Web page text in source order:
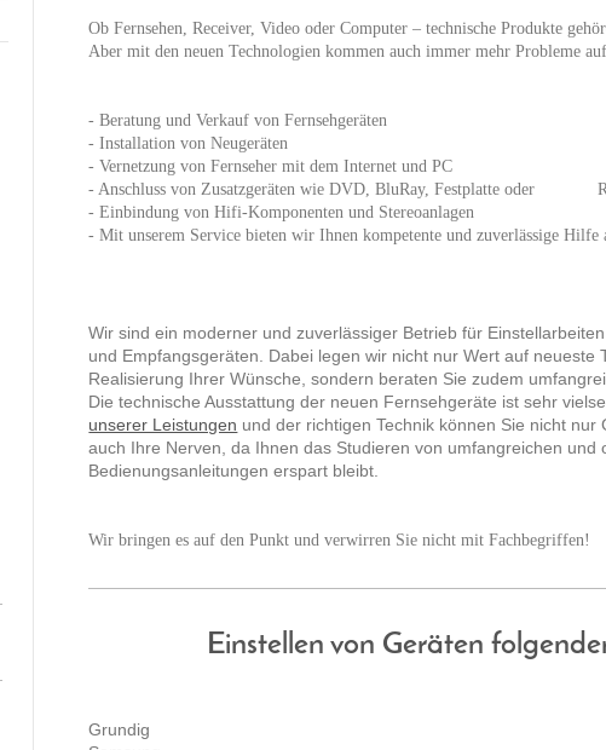
Ob Fernsehen, Receiver, Video oder Computer – technische Produkte
Aber mit den neuen Technologien kommen auch immer mehr Probleme
- Beratung und Verkauf von Fernsehgeräten
- Installation von Neugeräten
- Vernetzung von Fernseher mit dem Internet und PC
- Anschluss von Zusatzgeräten wie DVD, BluRay, Festplatte oder
- Einbindung von Hifi-Komponenten und Stereoanlagen
- Mit unserem Service bieten wir Ihnen kompetente und zuverlässige Hilfe
Wir sind ein moderner und zuverlässiger Betrieb für
und Empfangsgeräten. Dabei legen wir nicht nur Wert auf neueste
Realisierung Ihrer Wünsche, sondern beraten Sie zudem
Die technische Ausstattung der neuen Fernsehgeräte ist sehr
unserer Leistungen und der richtigen Technik können Sie nicht
auch Ihre Nerven, da Ihnen das Studieren von umfangreichen und
Bedienungsanleitungen erspart bleibt.
Wir bringen es auf den Punkt und verwirren Sie nicht mit Fachbegriffen!
Einstellen von Geräten
Grundig